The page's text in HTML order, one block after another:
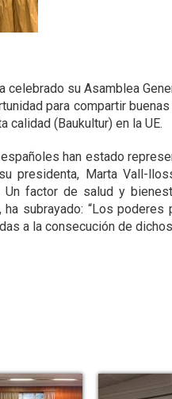
celebrado su Asamblea
para compartir
calidad (Baukultur) en la UE.
han estado
presidenta, Marta Vall-
factor de salud y
subrayado: “Los
a la consecución de